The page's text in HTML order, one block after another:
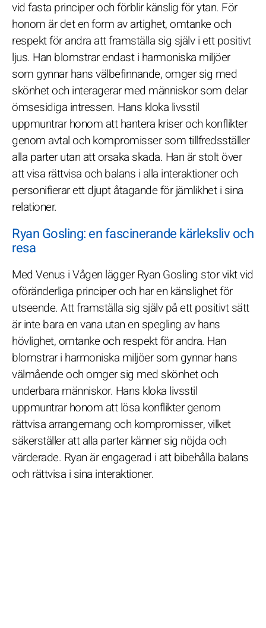
vid fasta principer och förblir känslig för ytan. För
honom är det en form av artighet, omtanke och
respekt för andra att framställa sig själv i ett positivt
ljus. Han blomstrar endast i harmoniska miljöer
som gynnar hans välbefinnande, omger sig med
skönhet och interagerar med människor som delar
ömsesidiga intressen. Hans kloka livsstil
uppmuntrar honom att hantera kriser och konflikter
genom avtal och kompromisser som tillfredsställer
alla parter utan att orsaka skada. Han är stolt över
att visa rättvisa och balans i alla interaktioner och
personifierar ett djupt åtagande för jämlikhet i sina
relationer.
Ryan Gosling: en fascinerande kärleksliv och
resa
Med Venus i Vågen lägger Ryan Gosling stor vikt vid
oföränderliga principer och har en känslighet för
utseende. Att framställa sig själv på ett positivt sätt
är inte bara en vana utan en spegling av hans
hövlighet, omtanke och respekt för andra. Han
blomstrar i harmoniska miljöer som gynnar hans
välmående och omger sig med skönhet och
underbara människor. Hans kloka livsstil
uppmuntrar honom att lösa konflikter genom
rättvisa arrangemang och kompromisser, vilket
säkerställer att alla parter känner sig nöjda och
värderade. Ryan är engagerad i att bibehålla balans
och rättvisa i sina interaktioner.